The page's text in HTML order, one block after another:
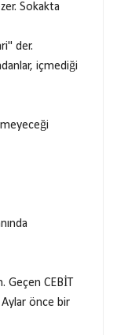
Sokakta
der.
içmediği
Geçen CEBİT
önce bir